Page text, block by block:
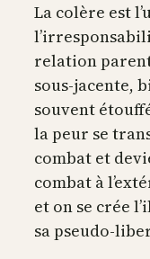
La colère est
relation
sous-jacente,
souvent
la peur se
combat et
combat à
et on se crée
sa pseudo-